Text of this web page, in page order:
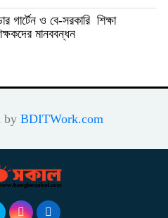
গার্টেন ও বে-সরকারি শিক্ষা
মানববন্ধন
by BDITWork.com